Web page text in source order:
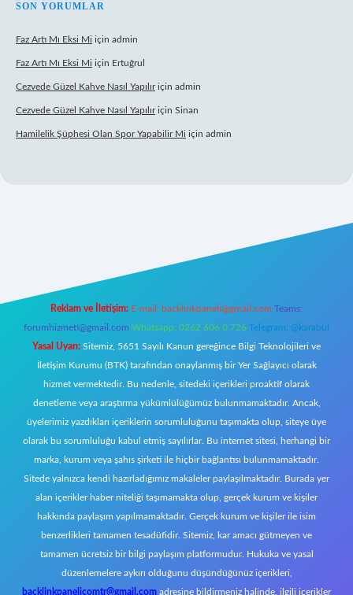
SON YORUMLAR
Faz Artı Mı Eksi Mi için admin
Faz Artı Mı Eksi Mi için Ertuğrul
Cezvede Güzel Kahve Nasıl Yapılıriçin admin
Cezvede Güzel Kahve Nasıl Yapılıriçin Sinan
Hamilelik Şüphesi Olan Spor Yapabilir Mi için admin
Reklam ve İletişim: E-mail: backlinkpaneli@gmail.com Teams:
forumhizmeti@gmail.com Whatsapp: 0262 606 0 726 Telegram: @karabul
Yasal Uyarı: Sitemiz, 5651 Sayılı Kanun gereğince Bilgi Teknolojileri ve
İletişim Kurumu (BTK) tarafından onaylanmış bir Yer Sağlayıcı olarak
hizmet vermektedir. Bu nedenle, sitedeki içerikleri proaktif olarak
denetleme veya araştırma yükümlülüğümüz bulunmamaktadır. Ancak,
üyelerimiz yazdıkları içeriklerin sorumluluğunu taşımakta olup, siteye üye
olarak bu sorumluluğu kabul etmiş sayılırlar. Bu internet sitesi, herhangi bir
marka, kurum veya şahıs şirketi ile hiçbir bağlantısı bulunmamaktadır.
Sitede yalnızca kendi hazırladığımız makaleler paylaşılmaktadır. Burada yer
alan içerikler haber niteliği taşımamakta olup, gerçek kurum ve kişiler
hakkında paylaşım yapılmamaktadır. Gerçek kurum ve kişiler ile isim
benzerlikleri tamamen tesadüfidir. Sitemiz, kar amacı gütmeyen ve
tamamen ücretsiz bir bilgi paylaşım platformudur. Hukuka ve yasal
düzenlemelere aykırı olduğunu düşündüğünüz içerikleri,
backlinkpanelicomtr@gmail.com adresine bildirmeniz halinde, ilgili içerikler